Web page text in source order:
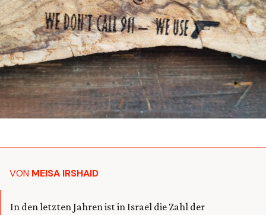
VON MEISA IRSHAID
In den letzten Jahren ist in Israel die Zahl der